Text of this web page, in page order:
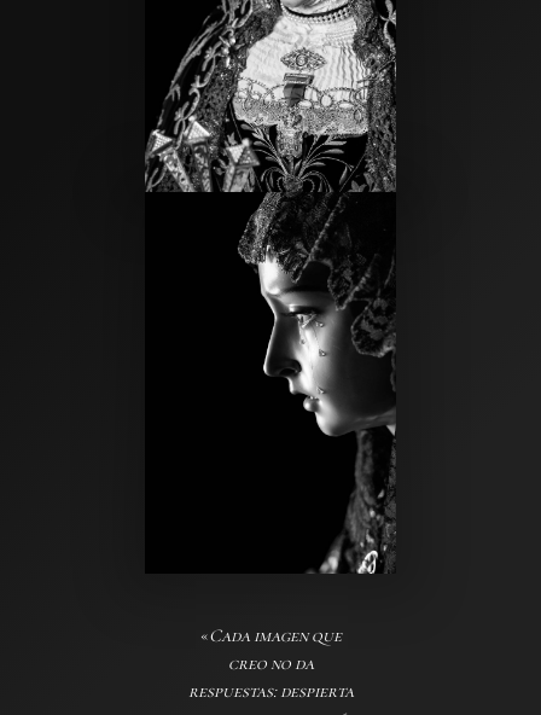
«Cada imagen que
creo no da
respuestas: despierta